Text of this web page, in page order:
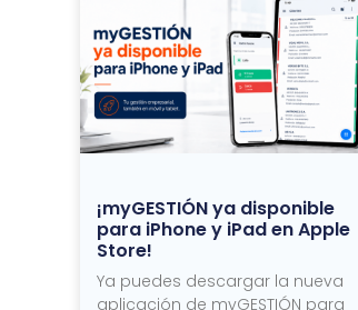
¡myGESTIÓN ya disponible
para iPhone y iPad en Apple
Store!
Ya puedes descargar la nueva
aplicación de myGESTIÓN para